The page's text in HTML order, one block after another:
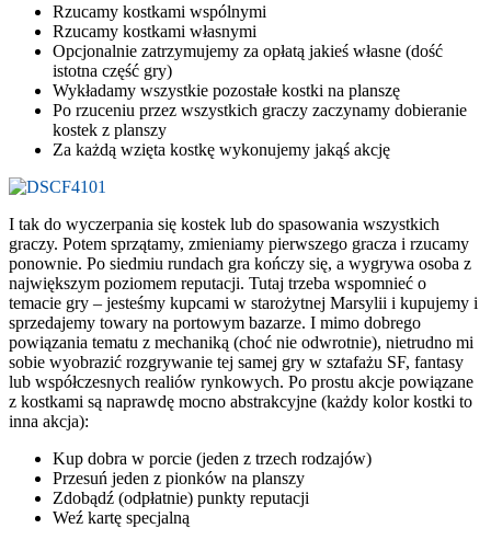
Rzucamy kostkami wspólnymi
Rzucamy kostkami własnymi
Opcjonalnie zatrzymujemy za opłatą jakieś własne (dość
istotna część gry)
Wykładamy wszystkie pozostałe kostki na planszę
Po rzuceniu przez wszystkich graczy zaczynamy dobieranie
kostek z planszy
Za każdą wzięta kostkę wykonujemy jakąś akcję
I tak do wyczerpania się kostek lub do spasowania wszystkich
graczy. Potem sprzątamy, zmieniamy pierwszego gracza i rzucamy
ponownie. Po siedmiu rundach gra kończy się, a wygrywa osoba z
największym poziomem reputacji. Tutaj trzeba wspomnieć o
temacie gry – jesteśmy kupcami w starożytnej Marsylii i kupujemy i
sprzedajemy towary na portowym bazarze. I mimo dobrego
powiązania tematu z mechaniką (choć nie odwrotnie), nietrudno mi
sobie wyobrazić rozgrywanie tej samej gry w sztafażu SF, fantasy
lub współczesnych realiów rynkowych. Po prostu akcje powiązane
z kostkami są naprawdę mocno abstrakcyjne (każdy kolor kostki to
inna akcja):
Kup dobra w porcie (jeden z trzech rodzajów)
Przesuń jeden z pionków na planszy
Zdobądź (odpłatnie) punkty reputacji
Weź kartę specjalną